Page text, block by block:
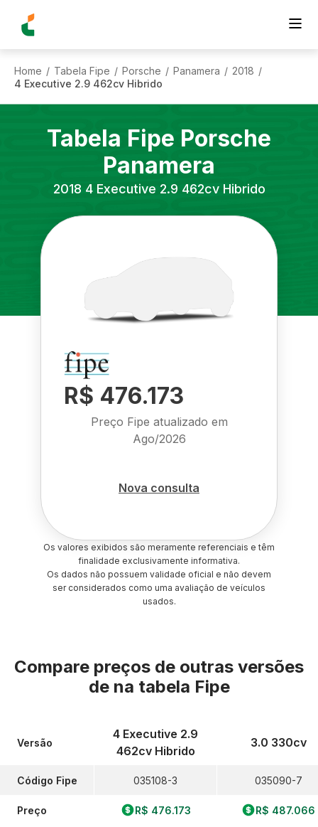
Home / Tabela Fipe / Porsche / Panamera / 2018 /
4 Executive 2.9 462cv Hibrido
Tabela Fipe Porsche
Panamera
2018 4 Executive 2.9 462cv Hibrido
R$ 476.173
Preço Fipe atualizado em
Ago/2026
Nova consulta
Os valores exibidos são meramente referenciais e têm
finalidade exclusivamente informativa.
Os dados não possuem validade oficial e não devem
ser considerados como uma avaliação de veículos
usados.
Compare preços de outras versões
de na tabela Fipe
Versão
Código Fipe
Preço
4 Executive 2.9
462cv Hibrido
035108-3
R$ 476.173
3.0 330cv
035090-7
R$ 487.066